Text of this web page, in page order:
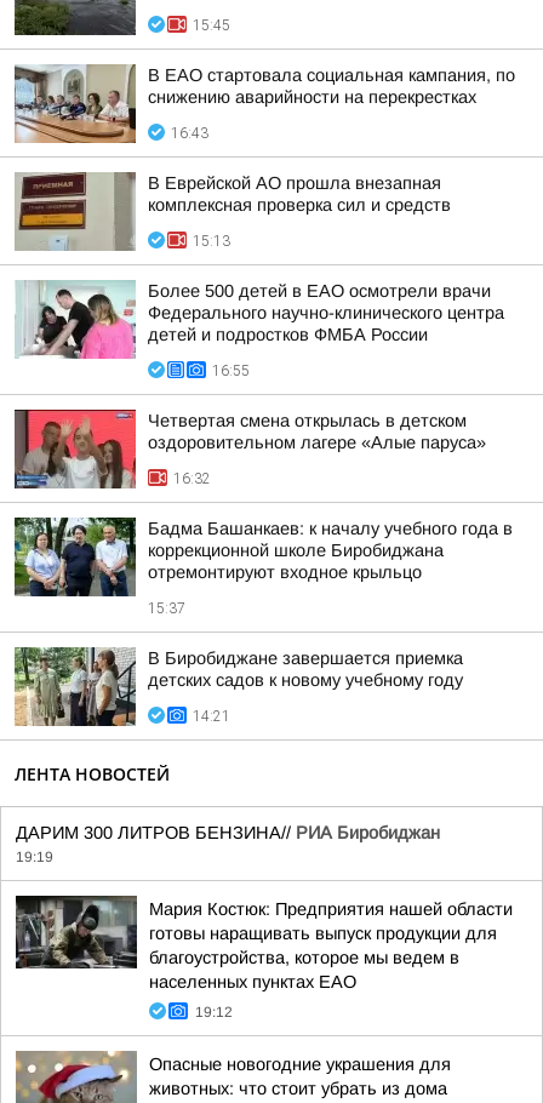
15:45
В ЕАО стартовала социальная кампания, по
снижению аварийности на перекрестках
16:43
В Еврейской АО прошла внезапная
комплексная проверка сил и средств
15:13
Более 500 детей в ЕАО осмотрели врачи
Федерального научно-клинического центра
детей и подростков ФМБА России
16:55
Четвертая смена открылась в детском
оздоровительном лагере «Алые паруса»
16:32
Бадма Башанкаев: к началу учебного года в
коррекционной школе Биробиджана
отремонтируют входное крыльцо
15:37
В Биробиджане завершается приемка
детских садов к новому учебному году
14:21
ЛЕНТА НОВОСТЕЙ
ДАРИМ 300 ЛИТРОВ БЕНЗИНА// РИА Биробиджан
19:19
Мария Костюк: Предприятия нашей области
готовы наращивать выпуск продукции для
благоустройства, которое мы ведем в
населенных пунктах ЕАО
19:12
Опасные новогодние украшения для
животных: что стоит убрать из дома